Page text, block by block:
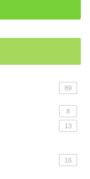
89
8
13
16